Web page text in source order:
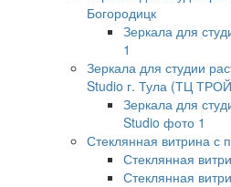
Богородицк
Зеркала для
1
Зеркала для студии
Studio г. Тула (ТЦ
Зеркала для
Studio фото 1
Стеклянная витрина с
Стеклянная
Стеклянная